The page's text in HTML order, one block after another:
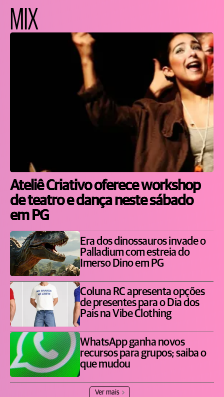
MIX
Ateliê Criativo oferece workshop
de teatro e dança neste sábado
em PG
Era dos dinossauros invade o
Palladium com estreia do
Imerso Dino em PG
Coluna RC apresenta opções
de presentes para o Dia dos
Pais na Vibe Clothing
WhatsApp ganha novos
recursos para grupos; saiba o
que mudou
Ver mais